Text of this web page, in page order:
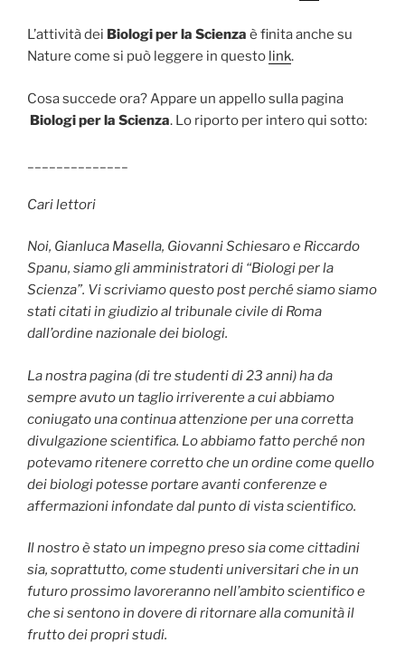
L’attività dei Biologi per la Scienza è finita anche su
Nature come si può leggere in questo link.
Cosa succede ora? Appare un appello sulla pagina
Biologi per la Scienza. Lo riporto per intero qui sotto:
Cari lettori
Noi, Gianluca Masella, Giovanni Schiesaro e Riccardo
Spanu, siamo gli amministratori di “Biologi per la
Scienza”. Vi scriviamo questo post perché siamo siamo
stati citati in giudizio al tribunale civile di Roma
dall’ordine nazionale dei biologi.
La nostra pagina (di tre studenti di 23 anni) ha da
sempre avuto un taglio irriverente a cui abbiamo
coniugato una continua attenzione per una corretta
divulgazione scientifica. Lo abbiamo fatto perché non
potevamo ritenere corretto che un ordine come quello
dei biologi potesse portare avanti conferenze e
affermazioni infondate dal punto di vista scientifico.
Il nostro è stato un impegno preso sia come cittadini
sia, soprattutto, come studenti universitari che in un
futuro prossimo lavoreranno nell’ambito scientifico e
che si sentono in dovere di ritornare alla comunità il
frutto dei propri studi.